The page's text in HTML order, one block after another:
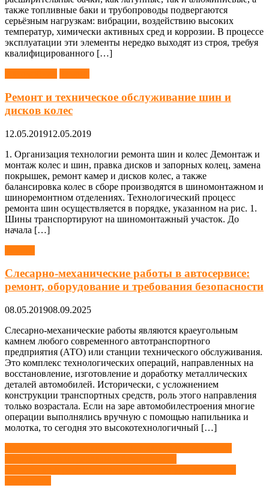
также топливные баки и трубопроводы подвергаются
серьёзным нагрузкам: вибрации, воздействию высоких
температур, химически активных сред и коррозии. В процессе
эксплуатации эти элементы нередко выходят из строя, требуя
квалифицированного […]
Ремонт и техническое обслуживание шин и
дисков колес
12.05.201912.05.2019
1. Организация технологии ремонта шин и колес Демонтаж и
монтаж колес и шин, правка дисков и запорных колец, замена
покрышек, ремонт камер и дисков колес, а также
балансировка колес в сборе производятся в шиномонтажном и
шиноремонтном отделениях. Технологический процесс
ремонта шин осуществляется в порядке, указанном на рис. 1.
Шины транспортируют на шиномонтажный участок. До
начала […]
Слесарно-механические работы в автосервисе:
ремонт, оборудование и требования безопасности
08.05.201908.09.2025
Слесарно-механические работы являются краеугольным
камнем любого современного автотранспортного
предприятия (АТО) или станции технического обслуживания.
Это комплекс технологических операций, направленных на
восстановление, изготовление и доработку металлических
деталей автомобилей. Исторически, с усложнением
конструкции транспортных средств, роль этого направления
только возрастала. Если на заре автомобилестроения многие
операции выполнялись вручную с помощью напильника и
молотка, то сегодня это высокотехнологичный […]
Навигация
по
записям